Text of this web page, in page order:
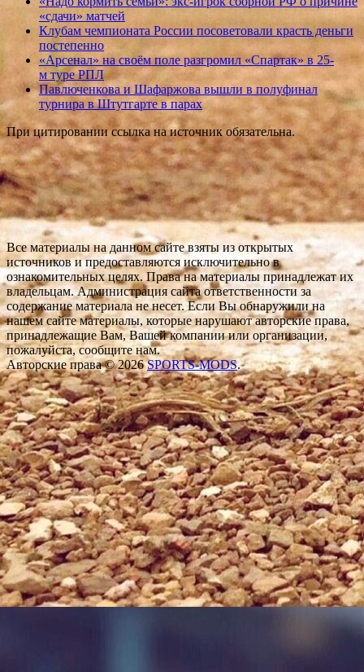
«сдачи» матчей
Клубам чемпионата России посоветовали красть деньги
постепенно
«Арсенал» на своём поле разгромил «Спартак» в 25-
м туре РПЛ
Павлюченкова и Шафаржова вышли в полуфинал
турнира в Штутгарте в парах
При цитировании ссылка на источник обязательна.
Все материалы на данном сайте взяты из открытых
источников и предоставляются исключительно в
ознакомительных целях. Права на материалы принадлежат их
владельцам. Администрация сайта ответственности за
содержание материала не несет. Если Вы обнаружили на
нашем сайте материалы, которые нарушают авторские права,
принадлежащие Вам, Вашей компании или организации,
пожалуйста, сообщите нам.
Авторские права © 2026SPORTS-MODS.